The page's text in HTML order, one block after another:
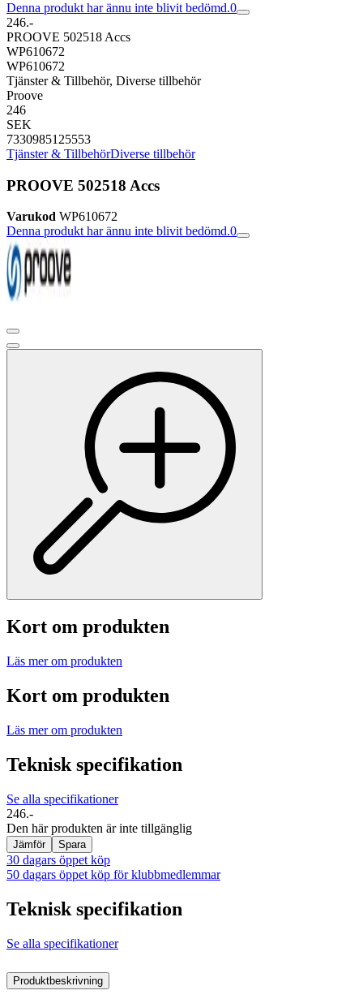
Denna produkt har ännu inte blivit bedömd.0
246.-
PROOVE 502518 Accs
WP610672
WP610672
Tjänster & Tillbehör, Diverse tillbehör
Proove
246
SEK
7330985125553
Tjänster & TillbehörDiverse tillbehör
PROOVE 502518 Accs
Varukod WP610672
Denna produkt har ännu inte blivit bedömd.0
Kort om produkten
Läs mer om produkten
Kort om produkten
Läs mer om produkten
Teknisk specifikation
Se alla specifikationer
246.-
Den här produkten är inte tillgänglig
Jämför Spara
30 dagars öppet köp
50 dagars öppet köp för klubbmedlemmar
Teknisk specifikation
Se alla specifikationer
Produktbeskrivning